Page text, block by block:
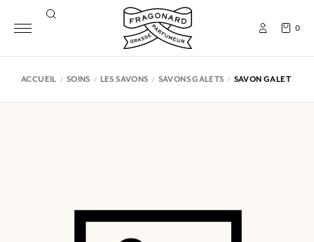
0
ACCUEIL SOINS LES SAVONS SAVONS GALETS SAVON GALET